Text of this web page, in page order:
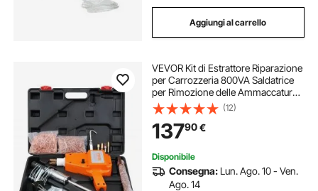
Aggiungi al carrello
VEVOR Kit di Estrattore Riparazione
per Carrozzeria 800VA Saldatrice
per Rimozione delle Ammaccature
Saldatore a Punti 32x24cm,
Strumenti per la Riparazione delle
Ammaccature per Carrozzeria
Autocarri
(12)
13790€
Disponibile
Consegna: Lun. Ago. 10 - Ven.
Ago. 14